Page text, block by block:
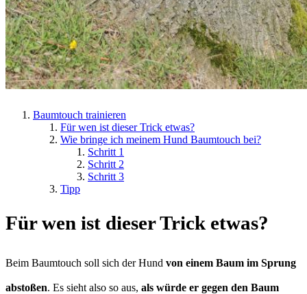
Baumtouch trainieren
Für wen ist dieser Trick etwas?
Wie bringe ich meinem Hund Baumtouch bei?
Schritt 1
Schritt 2
Schritt 3
Tipp
Für wen ist dieser Trick etwas?
Beim Baumtouch soll sich der Hund von einem Baum im Sprung
abstoßen. Es sieht also so aus, als würde er gegen den Baum